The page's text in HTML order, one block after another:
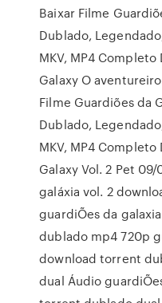
Baixar Filme
Dublado,
MKV, MP4
Galaxy O
Filme Guardiões da
Dublado,
MKV, MP4
Galaxy Vol. 2 Pet 09/
galáxia vol. 2
guardiÕes da
dublado mp4 720p
download torrent
dual Áudio